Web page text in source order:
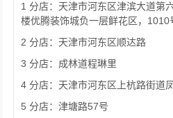
1 分店：天津市河东区津滨大道第
楼优腾装饰城负一层鲜花区，1010
2 分店：天津市河东区顺达路
3 分店：成林道程琳里
4 分店：天津市河东区上杭路街道
5 分店：津塘路57号